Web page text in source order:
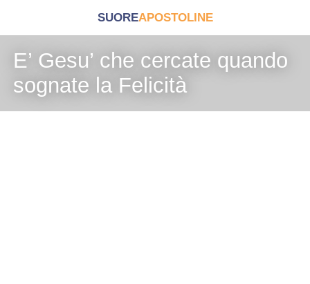
SUOREAPOSTOLINE
E’ Gesu’ che cercate quando
sognate la Felicità